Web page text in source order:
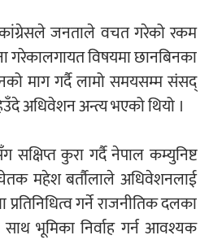
ठाउँमा राजर्षिजनक विश्वविद्यालय
उपकुलपतिद्वारा आनाकानी
कांग्रेसले जनताले वचत गरेको रकम
गरेकालगायत विषयमा छानबिनका
माग गर्दै लामो समयसम्म संसद्
अधिवेशन अन्त्य भएको थियो ।
सक्षिप्त कुरा गर्दै नेपाल कम्युनिष्ट
महेश बर्ताैलाले अधिवेशनलाई
गर्ने राजनीतिक दलका
भूमिका निर्वाह गर्न आवश्यक